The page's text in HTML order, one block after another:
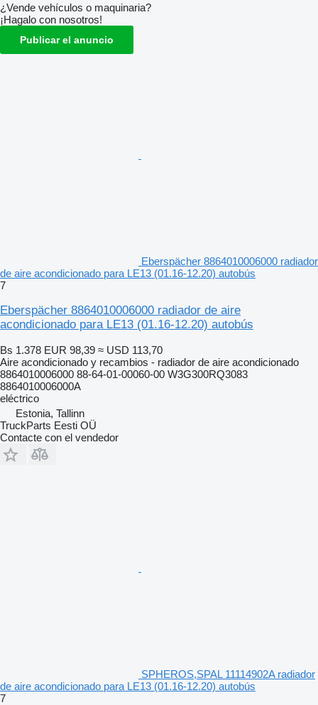
¿Vende vehículos o maquinaria?
¡Hagalo con nosotros!
Publicar el anuncio
Eberspächer 8864010006000 radiador
de aire acondicionado para LE13 (01.16-12.20) autobús
7
Eberspächer 8864010006000 radiador de aire
acondicionado para LE13 (01.16-12.20) autobús
Bs 1.378 EUR 98,39 ≈ USD 113,70
Aire acondicionado y recambios - radiador de aire acondicionado
8864010006000 88-64-01-00060-00 W3G300RQ3083
8864010006000A
eléctrico
Estonia, Tallinn
TruckParts Eesti OÜ
Contacte con el vendedor
SPHEROS,SPAL 11114902A radiador
de aire acondicionado para LE13 (01.16-12.20) autobús
7